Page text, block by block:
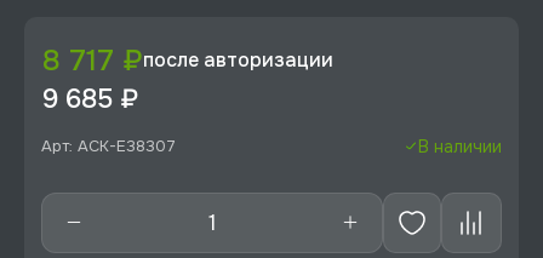
8 717 ₽после авторизации
9 685 ₽
Арт: ACK-E38307 В наличии